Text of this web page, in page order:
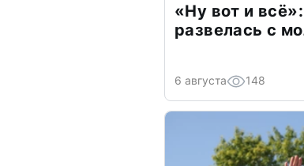
«Ну вот и
развелась с
6 августа 148